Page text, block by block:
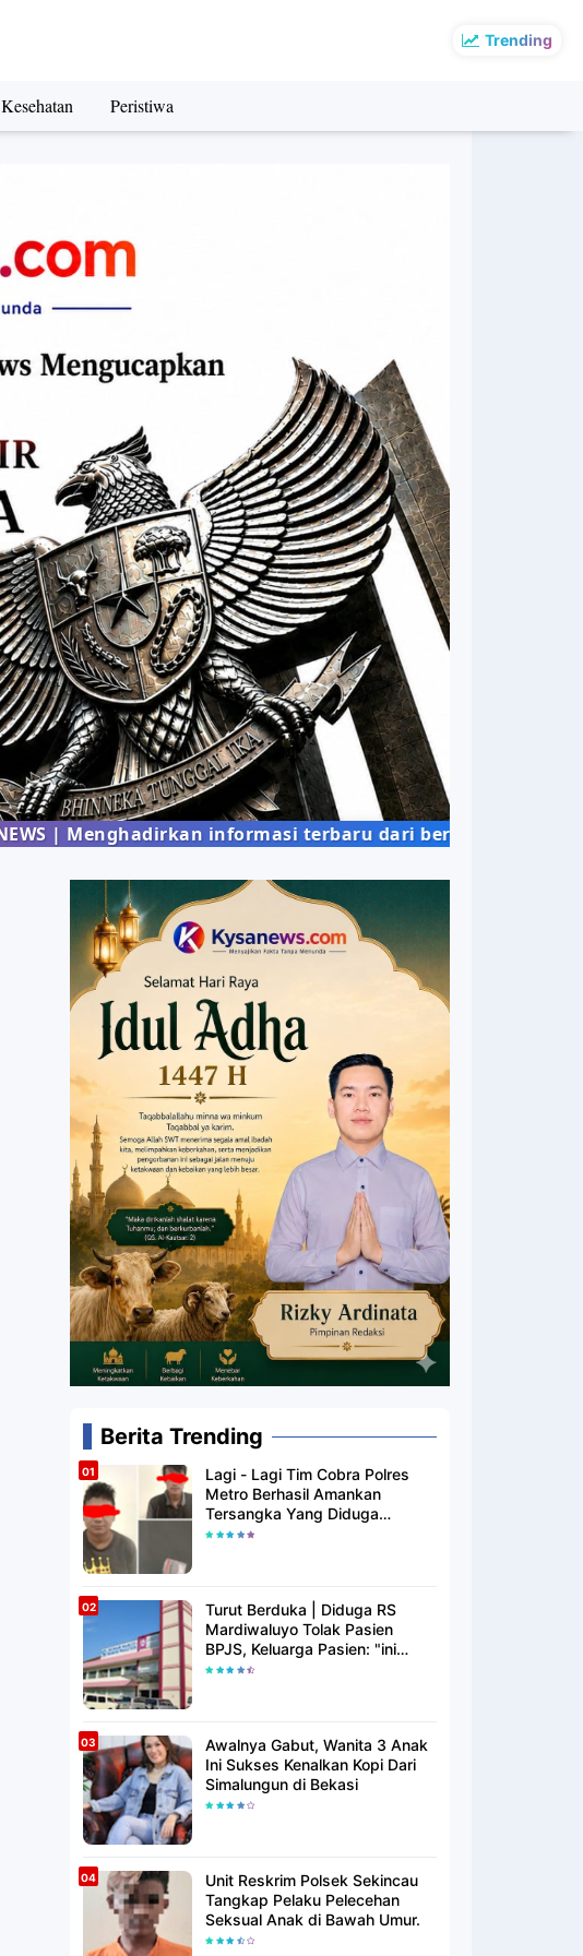
Trending
Kesehatan Peristiwa
informasi terbaru dari berbagai bidang
Berita Trending
Lagi - Lagi Tim Cobra Polres
Metro Berhasil Amankan
Tersangka Yang Diduga
Pengguna Narkotika
Turut Berduka | Diduga RS
Mardiwaluyo Tolak Pasien
BPJS, Keluarga Pasien: "ini
Yang Katanya Bukan Keadaan
Awalnya Gabut, Wanita 3 Anak
Ini Sukses Kenalkan Kopi Dari
Simalungun di Bekasi
Unit Reskrim Polsek Sekincau
Tangkap Pelaku Pelecehan
Seksual Anak di Bawah Umur.